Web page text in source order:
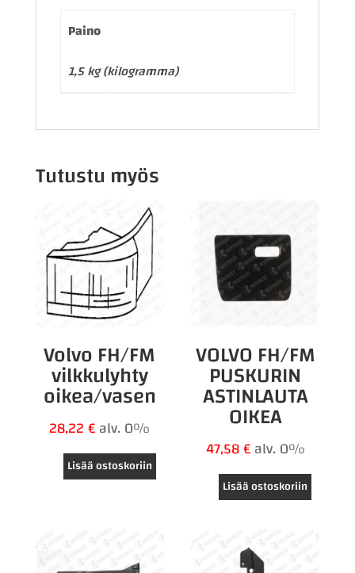
Paino
1,5 kg (kilogramma)
Tutustu myös
Volvo FH/FM
vilkkulyhty
oikea/vasen
28,22€alv. 0%
Lisää ostoskoriin
VOLVO FH/FM
PUSKURIN
ASTINLAUTA
OIKEA
47,58€alv. 0%
Lisää ostoskoriin